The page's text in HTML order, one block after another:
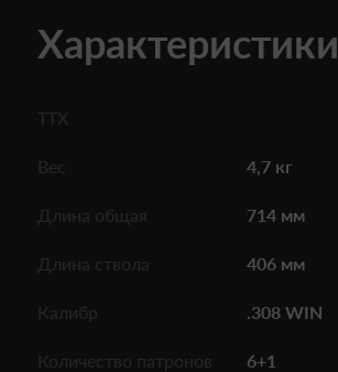
Характеристики
ТТХ
Вес 4,7 кг
Длина общая 714 мм
Длина ствола 406 мм
Калибр .308 WIN
Количество патронов 6+1